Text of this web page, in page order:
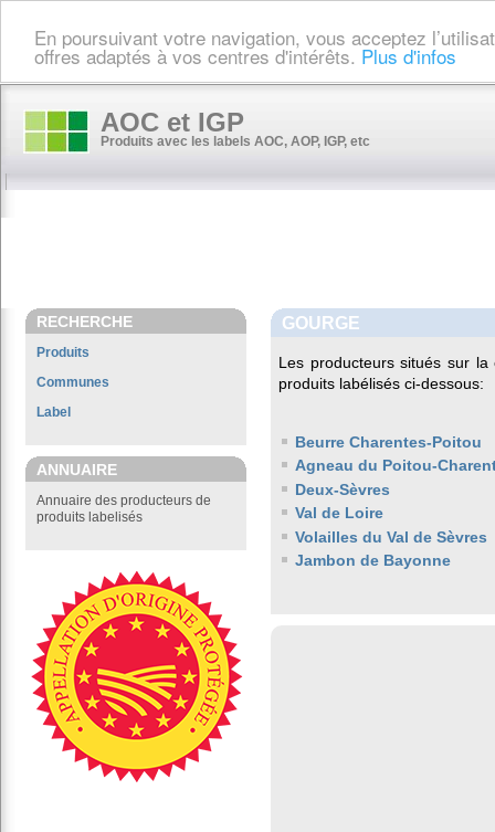
En poursuivant votre navigation, vous acceptez
offres adaptés à vos centres d'intérêts. Plus d'infos
AOC et IGP
Produits avec les labels AOC, AOP, IGP, etc
RECHERCHE
Produits
Communes
Label
ANNUAIRE
Annuaire des producteurs de
produits labelisés
GOURGE
Les producteurs situés sur
produits labélisés ci-dessous:
Beurre Charentes-Poitou
Agneau du Poitou-
Deux-Sèvres
Val de Loire
Volailles du Val de Sèvres
Jambon de Bayonne